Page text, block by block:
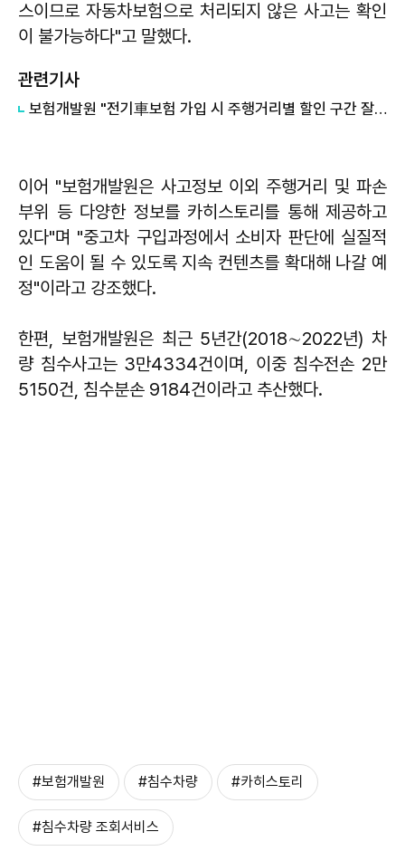
스이므로 자동차보험으로 처리되지 않은 사고는 확인
이 불가능하다"고 말했다.
관련기사
보험개발원 "전기車보험 가입 시 주행거리별 할인 구간 잘 따져야"
이어 "보험개발원은 사고정보 이외 주행거리 및 파손
부위 등 다양한 정보를 카히스토리를 통해 제공하고
있다"며 "중고차 구입과정에서 소비자 판단에 실질적
인 도움이 될 수 있도록 지속 컨텐츠를 확대해 나갈 예
정"이라고 강조했다.
한편, 보험개발원은 최근 5년간(2018∼2022년) 차
량 침수사고는 3만4334건이며, 이중 침수전손 2만
5150건, 침수분손 9184건이라고 추산했다.
#보험개발원 #침수차량 #카히스토리
#침수차량 조회서비스